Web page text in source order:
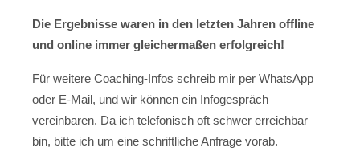
Die Ergebnisse waren in den letzten Jahren offline
und online immer gleichermaßen erfolgreich!
Für weitere Coaching-Infos schreib mir per WhatsApp
oder E-Mail, und wir können ein Infogespräch
vereinbaren. Da ich telefonisch oft schwer erreichbar
bin, bitte ich um eine schriftliche Anfrage vorab.